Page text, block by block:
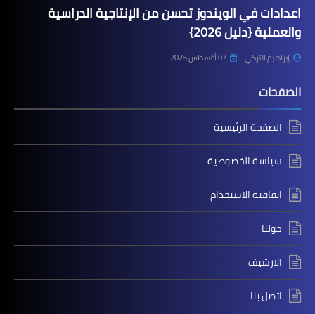
اعدادات في الويندوز تحسن من الإنتاجية الدراسية
والعملية {دليل 2026}
إبراهيم التركي 07 أغسطس 2026
الصفحات
الصفحة الرئيسية
سياسة الخصوصية
اتفاقية الاستخدام
حولنا
الارشيف
اتصل بنا